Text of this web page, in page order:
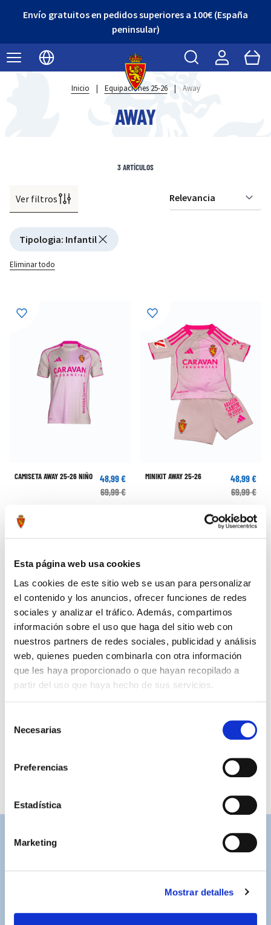
Esta página web usa cookies
Las cookies de este sitio web se usan para personalizar
el contenido y los anuncios, ofrecer funciones de redes
sociales y analizar el tráfico. Además, compartimos
información sobre el uso que haga del sitio web con
nuestros partners de redes sociales, publicidad y análisis
web, quienes pueden combinarla con otra información
que les haya proporcionado o que hayan recopilado a
partir del uso que haya hecho de sus servicios.
Necesarias
Preferencias
Estadística
Marketing
Mostrar detalles
Envío gratuitos en pedidos superiores a 100€ (España
peninsular)
Seleccionar idioma
Buscar Cart
Inicio | Equipaciones 25-26 | Away
AWAY
Ver filtros
Active filtering
Tipologia: Infantil
Eliminar todo
3ARTÍCULOS
CAMISETA AWAY 25-26 NIÑO
48,99 €
69,99 €
MINIKIT AWAY 25-26
48,99 €
69,99 €
ASISTENCIA PERSONALIZADA